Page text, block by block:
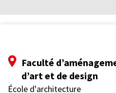
Faculté
d’art et de design
École d'architecture